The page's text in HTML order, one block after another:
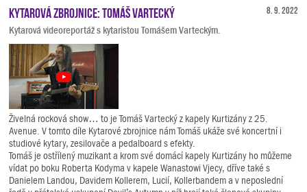
8. 9. 2022
Kytarová zbrojnice: Tomáš Vartecký
Kytarová videoreportáž s kytaristou Tomášem Varteckým.
Živelná rocková show… to je Tomáš Vartecký z kapely Kurtizány z 25.
Avenue. V tomto díle Kytarové zbrojnice nám Tomáš ukáže své koncertní i
studiové kytary, zesilovače a pedalboard s efekty.
Tomáš je ostřílený muzikant a krom své domácí kapely Kurtizány ho můžeme
vídat po boku Roberta Kodyma v kapele Wanastowi Vjecy, dříve také s
Danielem Landou, Davidem Kollerem, Lucií, Kollerbandem a v neposlední